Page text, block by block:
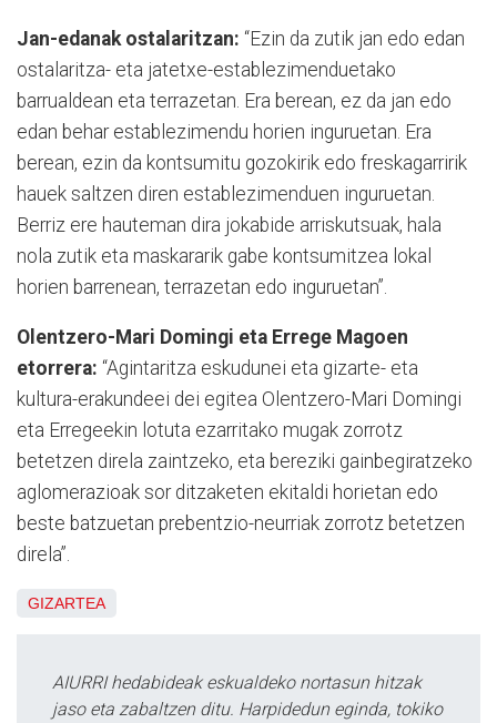
Jan-edanak ostalaritzan: “Ezin da zutik jan edo edan
ostalaritza- eta jatetxe-establezimenduetako
barrualdean eta terrazetan. Era berean, ez da jan edo
edan behar establezimendu horien inguruetan. Era
berean, ezin da kontsumitu gozokirik edo freskagarririk
hauek saltzen diren establezimenduen inguruetan.
Berriz ere hauteman dira jokabide arriskutsuak, hala
nola zutik eta maskararik gabe kontsumitzea lokal
horien barrenean, terrazetan edo inguruetan”.
Olentzero-Mari Domingi eta Errege Magoen
etorrera: “Agintaritza eskudunei eta gizarte- eta
kultura-erakundeei dei egitea Olentzero-Mari Domingi
eta Erregeekin lotuta ezarritako mugak zorrotz
betetzen direla zaintzeko, eta bereziki gainbegiratzeko
aglomerazioak sor ditzaketen ekitaldi horietan edo
beste batzuetan prebentzio-neurriak zorrotz betetzen
direla”.
GIZARTEA
AIURRI hedabideak eskualdeko nortasun hitzak
jaso eta zabaltzen ditu. Harpidedun eginda, tokiko